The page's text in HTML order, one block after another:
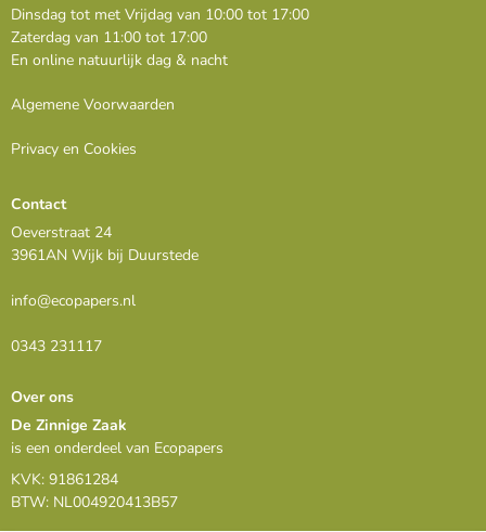
Dinsdag tot met Vrijdag van 10:00 tot 17:00
Zaterdag van 11:00 tot 17:00
En online natuurlijk dag & nacht
Algemene Voorwaarden
Privacy en Cookies
Contact
Oeverstraat 24
3961AN Wijk bij Duurstede
info@ecopapers.nl
0343 231117
Over ons
De Zinnige Zaak
is een onderdeel van Ecopapers
KVK: 91861284
BTW: NL004920413B57